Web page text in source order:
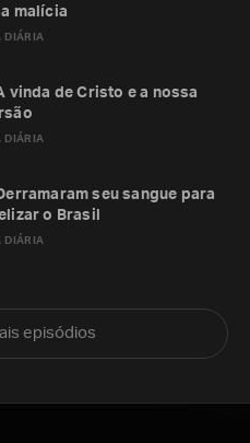
DIÁRIA
malícia
DIÁRIA
vinda de Cristo e a nossa
DIÁRIA
seu sangue para
o Brasil
episódios